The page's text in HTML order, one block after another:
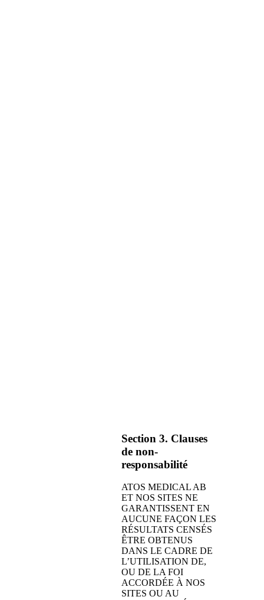
Section 3. Clauses
de non-
responsabilité
ATOS MEDICAL AB
ET NOS SITES NE
GARANTISSENT EN
AUCUNE FAÇON LES
RÉSULTATS CENSÉS
ÊTRE OBTENUS
DANS LE CADRE DE
L’UTILISATION DE,
OU DE LA FOI
ACCORDÉE À NOS
SITES OU AU